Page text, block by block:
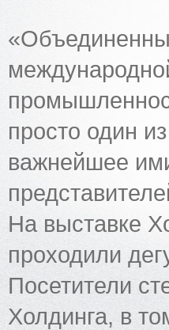
просто один
важнейшее
На выставке
проходили
Посетители
Холдинга, в